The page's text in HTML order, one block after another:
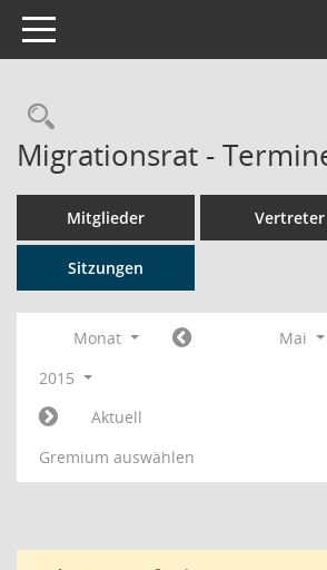
Toggle navigation
Rechercheauswahl
Migrationsrat -
Mitglieder Vertreter
Sitzungen
Monat
Mai
2015
Aktuell
Gremium auswählen